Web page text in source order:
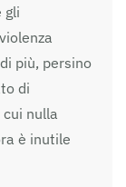
gli
più, persino
di
nulla
è inutile